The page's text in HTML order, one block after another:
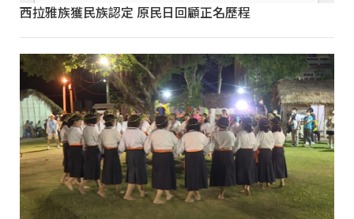
西拉雅族獲民族認定 原民日回顧正名歷程